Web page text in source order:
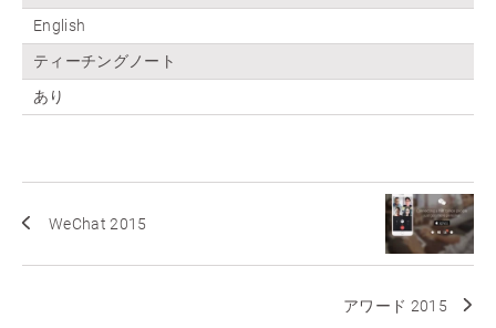
English
ティーチングノート
あり
WeChat 2015
アワード 2015